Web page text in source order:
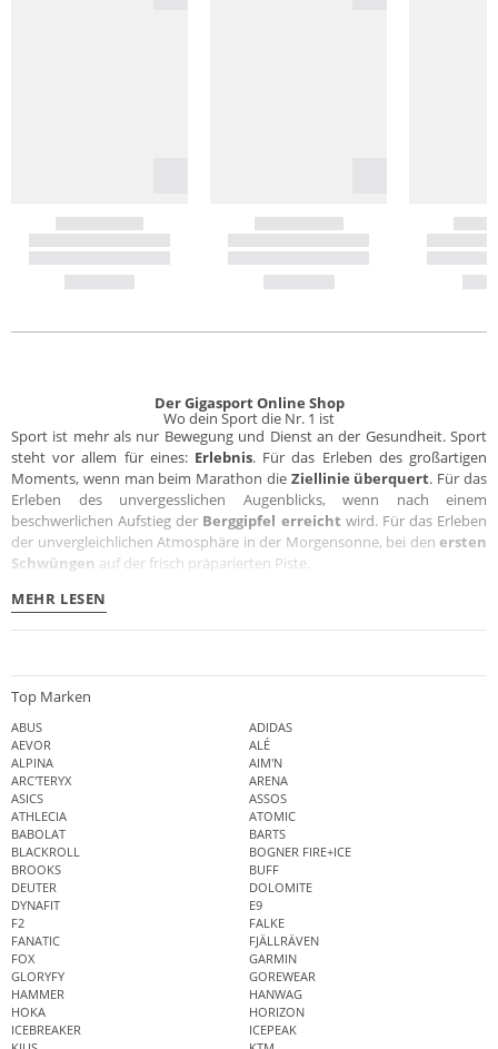
Der Gigasport Online Shop
Wo dein Sport die Nr. 1 ist
Sport ist mehr als nur Bewegung und Dienst an der Gesundheit. Sport
steht vor allem für eines: Erlebnis. Für das Erleben des großartigen
Moments, wenn man beim Marathon die Ziellinie überquert. Für das
Erleben des unvergesslichen Augenblicks, wenn nach einem
beschwerlichen Aufstieg der Berggipfel erreicht wird. Für das Erleben
der unvergleichlichen Atmosphäre in der Morgensonne, bei den ersten
Schwüngen auf der frisch präparierten Piste.
MEHR LESEN
Top Marken
ABUS
ADIDAS
AEVOR
ALÉ
ALPINA
AIM'N
ARC'TERYX
ARENA
ASICS
ASSOS
ATHLECIA
ATOMIC
BABOLAT
BARTS
BLACKROLL
BOGNER FIRE+ICE
BROOKS
BUFF
DEUTER
DOLOMITE
DYNAFIT
E9
F2
FALKE
FANATIC
FJÄLLRÄVEN
FOX
GARMIN
GLORYFY
GOREWEAR
HAMMER
HANWAG
HOKA
HORIZON
ICEBREAKER
ICEPEAK